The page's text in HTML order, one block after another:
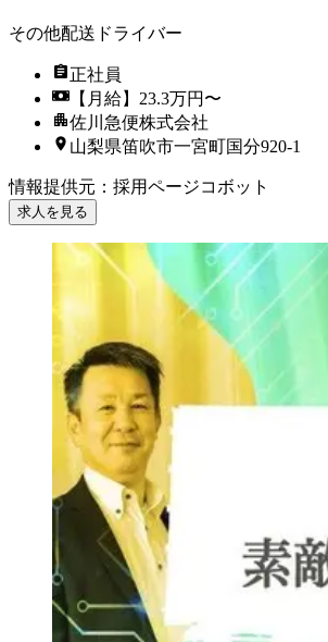
その他配送ドライバー
正社員
【月給】23.3万円〜
佐川急便株式会社
山梨県笛吹市一宮町国分920-1
情報提供元 ： 採用ページコボット
求人を見る